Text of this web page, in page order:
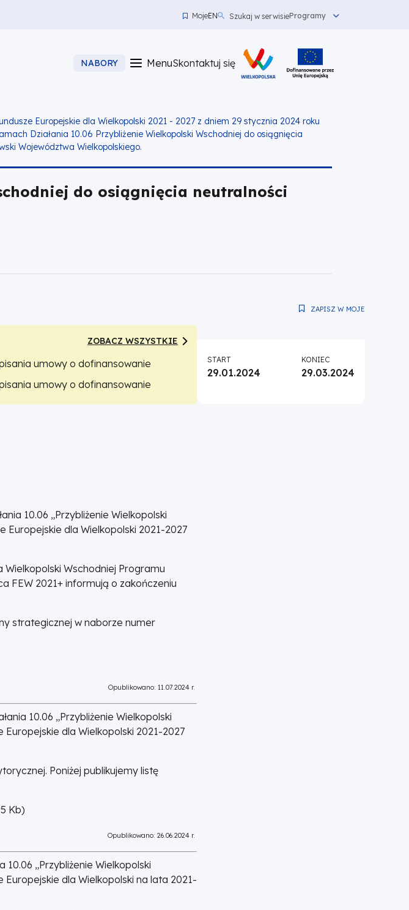
MojeEN
top
left
Szukaj w serwisieProgramy
NABORY Menu
Skontaktuj
Skontaktuj się
Europejskie dla Wielkopolski 2021 - 2027 z dniem 29 stycznia 2024 roku
Działania 10.06 Przybliżenie Wielkopolski Wschodniej do osiągnięcia
Województwa Wielkopolskiego.
do osiągnięcia neutralności
ZOBACZ WSZYSTKIE
umowy o dofinansowanie
umowy o dofinansowanie
10.06 „Przybliżenie Wielkopolski
dla Wielkopolski 2021-2027
Wschodniej Programu
FEW 2021+ informują o zakończeniu
strategicznej w naborze numer
Opublikowano: 11.07.2024 r.
10.06 „Przybliżenie Wielkopolski
dla Wielkopolski 2021-2027
Poniżej publikujemy listę
Kb)
Opublikowano: 26.06.2024 r.
„Przybliżenie Wielkopolski
dla Wielkopolski na lata 2021-
ZAPISZ W MOJE
START
29.01.2024
KONIEC
29.03.2024